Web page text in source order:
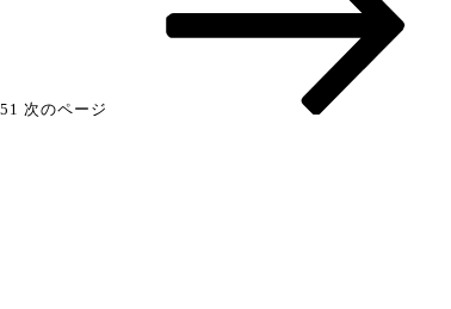
51 次のページ